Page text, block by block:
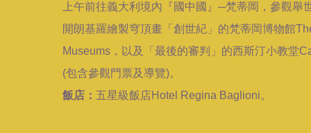
上午前往義大利境內『國中國』─梵蒂岡，參觀舉世
開朗基羅繪製穹頂畫「創世紀」的梵蒂岡博物館
Museums，以及「最後的審判」的西斯汀小教堂
(包含參觀門票及導覽)。
飯店： 五星級飯店Hotel Regina Baglioni。